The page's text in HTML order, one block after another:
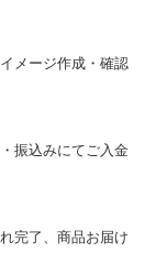
覧下さい
区瓦屋町2-13-5
5415
0829
メージ作成・確認
振込みにてご入金
完了、商品お届け